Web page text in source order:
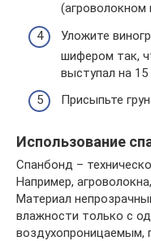
(агроволокном
Уложите
шифером так,
выступал на 15
Присыпьте
Использование
Спанбонд –
Например,
Материал
влажности только с
воздухопроницаемым,